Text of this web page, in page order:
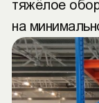
тяжёлое
на